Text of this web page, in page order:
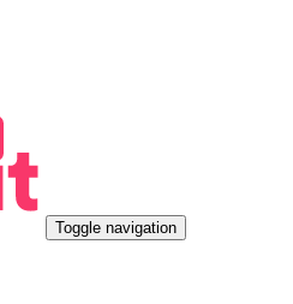
Toggle navigation